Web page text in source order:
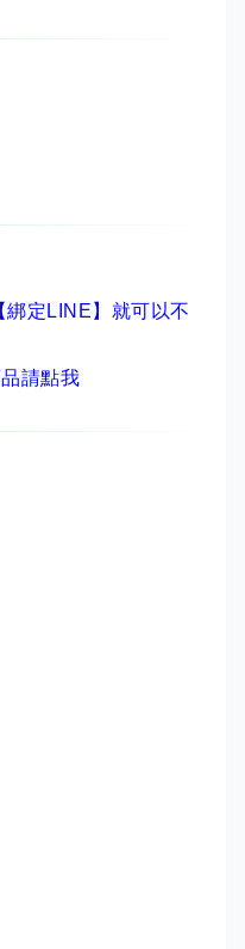
定LINE】 就可以不
請點我